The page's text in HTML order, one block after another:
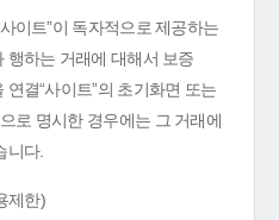
이트”이 독자적으로 제공하는
행하는 거래에 대해서 보증
결“사이트”의 초기화면 또는
로 명시한 경우에는 그 거래에
니다.
제한)